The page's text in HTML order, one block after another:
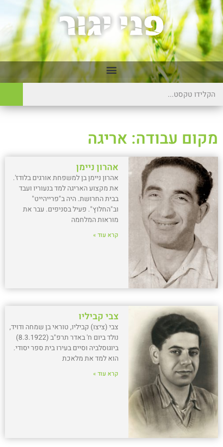
מקום עבודה: אריגה
אהרון ניימן
אהרון ניימן בן למשפחת אורגים בלודז'.
את מקצוע האריגה למד בנעוריו ועבד
בבית החרושת. היה ב"פרייהייט"
וב"החלוץ". פעיל בסניפים. עבר את
מוראות המלחמה
קרא עוד »
צבי קביליו
צבי (ציצו) קביליו, טוראי בן שמחה ודויד,
נולד ביום ח' באדר תרפ"ב (8.3.1922)
ביוגוסלביה וסיים בעירו בית ספר יסודי.
הוא למד את מלאכת
קרא עוד »